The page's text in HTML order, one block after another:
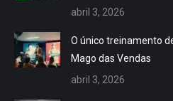
abril 3, 2026
O único treinamento
Mago das Vendas
abril 3, 2026